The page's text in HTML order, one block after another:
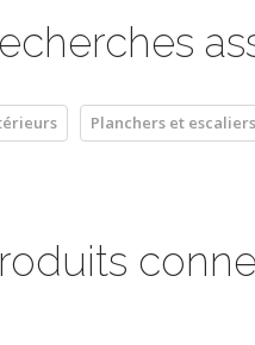
Planchers et escaliers